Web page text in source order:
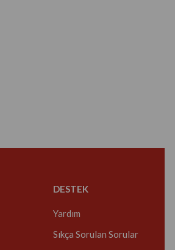
DESTEK
Yardım
Sıkça Sorulan Sorular